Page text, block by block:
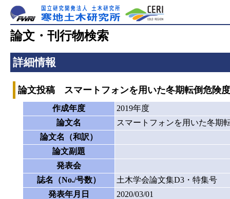
論文・刊行物検索
詳細情報
論文投稿 スマートフォンを用いた冬期転倒危険
作成年度
2019年度
論文名
スマートフォンを用いた冬期
論文名（和訳）
論文副題
発表会
誌名（No./号数）
土木学会論文集D3・特集号
発表年月日
2020/03/01